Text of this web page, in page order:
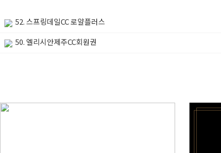
52. 스프링데일CC 로얄플러스
50. 엘리시안제주CC회원권